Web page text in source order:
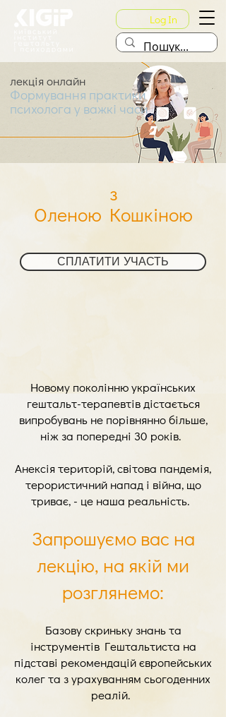
Log In
лекція онлайн
Формування практики
психолога у важкі часи
з
Оленою Кошкіною
СПЛАТИТИ УЧАСТЬ
Новому поколінню українських
гештальт-терапевтів дістається
випробувань не порівнянно більше,
ніж за попередні 30 років.
Анексія територій, світова пандемія,
терористичний напад і війна, що
триває, - це наша реальність.
Запрошуємо вас на
лекцію, на якій ми
розглянемо:
Базову скриньку знань та
інструментів Гештальтиста на
підставі рекомендацій європейських
колег та з урахуванням сьогоденних
реалій.